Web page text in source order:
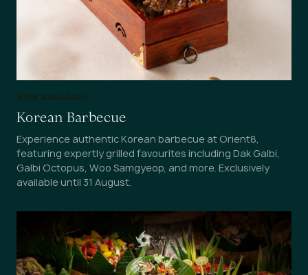
NOW AVAILABLE
Korean Barbecue
Experience authentic Korean barbecue at Orient8,
featuring expertly grilled favourites including Dak Galbi,
Galbi Octopus, Woo Samgyeop, and more. Exclusively
available until 31 August.